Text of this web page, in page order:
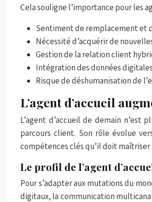
Cela souligne l’importance pour les
Sentiment de remplacement et
Nécessité d’acquérir de
Gestion de la relation client
Intégration des données
Risque de déshumanisation de
L’agent d’accueil
L’agent d’accueil de demain
parcours client. Son rôle évolue
compétences clés qu’il doit maîtriser
Le profil de l’agent
Pour s’adapter aux mutations du
digitaux, la communication